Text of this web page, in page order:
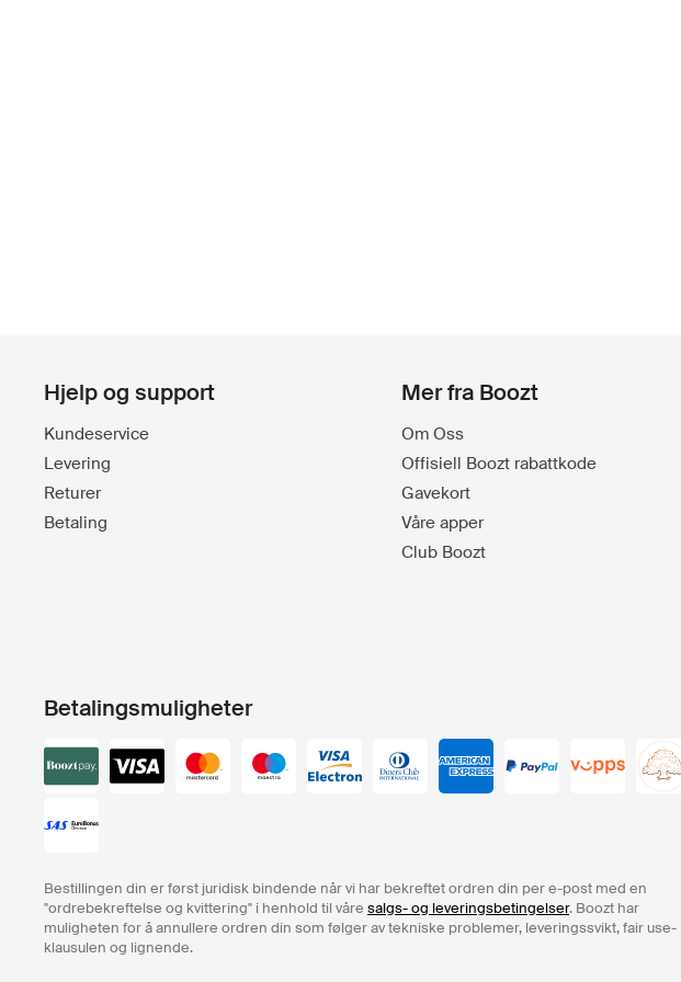
Hjelp og support
Kundeservice
Levering
Returer
Betaling
Mer fra Boozt
Om Oss
Offisiell Boozt rabattkode
Gavekort
Våre apper
Club Boozt
Betalingsmuligheter
Bestillingen din er først juridisk bindende når vi har bekreftet ordren din per e-post med en
"ordrebekreftelse og kvittering" i henhold til våre salgs- og leveringsbetingelser. Boozt har
muligheten for å annullere ordren din som følger av tekniske problemer, leveringssvikt, fair use-
klausulen og lignende.